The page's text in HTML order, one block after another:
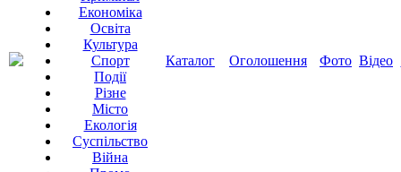
Економіка
Освіта
Культура
Спорт
Події
Різне
Місто
Екологія
Суспільство
Війна
Каталог Оголошення Фото Відео